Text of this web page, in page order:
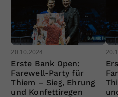
20.10.2024
Erste Bank Open:
Farewell-Party für
Thiem – Sieg, Ehrung
und Konfettiregen